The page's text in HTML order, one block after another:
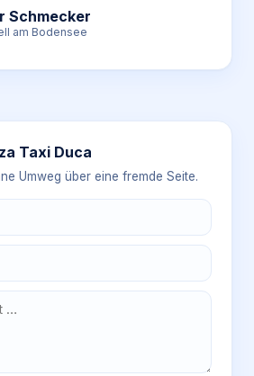
Schmecker
am Bodensee
Taxi Duca
Umweg über eine fremde Seite.